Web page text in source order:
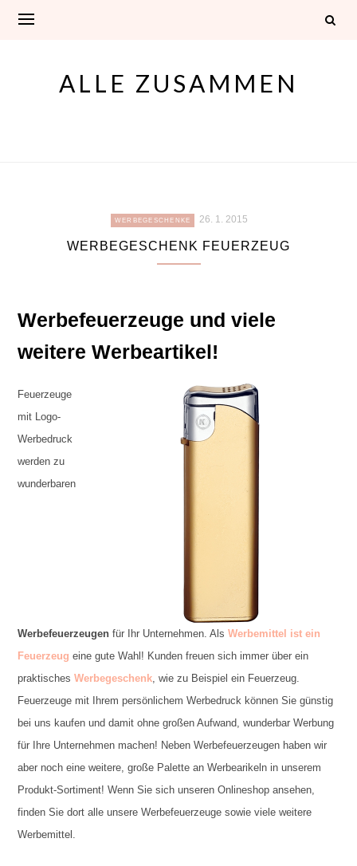
ALLE ZUSAMMEN
WERBEGESCHENKE 26. 1. 2015
WERBEGESCHENK FEUERZEUG
Werbefeuerzeuge und viele
weitere Werbeartikel!
Feuerzeuge
mit Logo-
Werbedruck
werden zu
wunderbaren
Werbefeuerzeugenfür Ihr Unternehmen. Als Werbemittel ist ein
Feuerzeug eine gute Wahl! Kunden freuen sich immer über ein
praktisches Werbegeschenk, wie zu Beispiel ein Feuerzeug.
Feuerzeuge mit Ihrem persönlichem Werbedruck können Sie günstig
bei uns kaufen und damit ohne großen Aufwand, wunderbar Werbung
für Ihre Unternehmen machen! Neben Werbefeuerzeugen haben wir
aber noch eine weitere, große Palette an Werbearikeln in unserem
Produkt-Sortiment! Wenn Sie sich unseren Onlineshop ansehen,
finden Sie dort alle unsere Werbefeuerzeuge sowie viele weitere
Werbemittel.